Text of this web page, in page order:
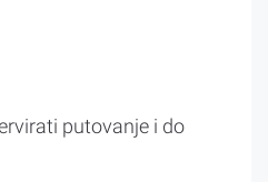
putovanje i do